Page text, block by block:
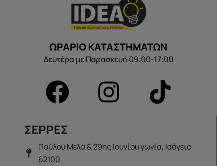
ΩΡΑΡΙΟ ΚΑΤΑΣΤΗΜΑΤΩΝ
Δευτέρα με Παρασκευή 09:00-17:00
ΣΕΡΡΕΣ
Παύλου Μελά & 29ης Ιουνίου γωνία, Ισόγειο
62100